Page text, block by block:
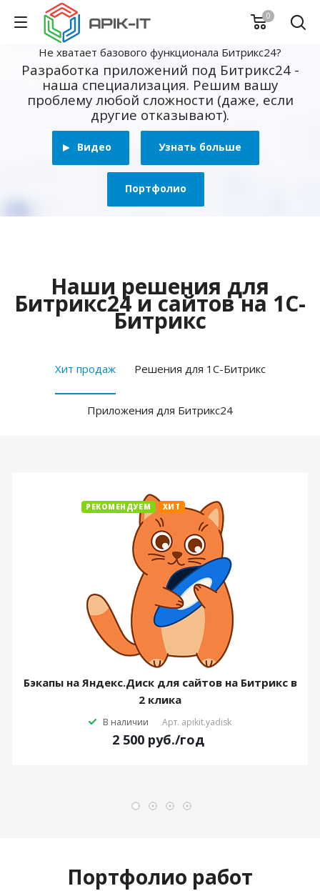
0
Не хватает базового функционала Битрикс24?
Разработка приложений под Битрикс24 -
наша специализация. Решим вашу
проблему любой сложности (даже, если
другие отказывают).
Видео Узнать больше
Портфолио
Наши решения для
Битрикс24 и сайтов на 1С-
Битрикс
Хит продаж Решения для 1С-Битрикс
Приложения для Битрикс24
РЕКОМЕНДУЕМ ХИТ
Бэкапы на Яндекс.Диск для сайтов на Битрикс в
2 клика
В наличии Арт. apikit.yadisk
2 500 руб./год
Портфолио работ